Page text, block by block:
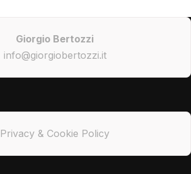
Giorgio Bertozzi
info@giorgiobertozzi.it
Privacy & Cookie Policy